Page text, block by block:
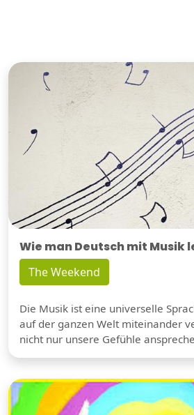
Wie man Deutsch mit Musik
The Weekend
Die Musik ist eine universelle
auf der ganzen Welt miteinander
nicht nur unsere Gefühle